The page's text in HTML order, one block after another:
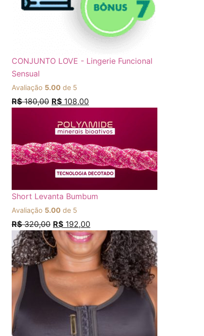
CONJUNTO LOVE - Lingerie Funcional
Sensual
Avaliação 5.00 de 5
R$180,00 R$ 108,00
Short Levanta Bumbum
Avaliação 5.00 de 5
R$320,00 R$ 192,00